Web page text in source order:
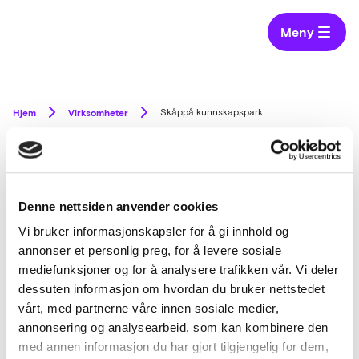
Denne nettsiden anvender cookies
Vi bruker informasjonskapsler for å gi innhold og
annonser et personlig preg, for å levere sosiale
mediefunksjoner og for å analysere trafikken vår. Vi deler
dessuten informasjon om hvordan du bruker nettstedet
vårt, med partnerne våre innen sosiale medier,
annonsering og analysearbeid, som kan kombinere den
med annen informasjon du har gjort tilgjengelig for dem,
Meny
Hjem Virksomheter Skåppå kunnskapspark
Skåppå kunnskapspark
Skåppå hjelper gründere og etablerte bedrifter
i utviklingen av selskapet, og bistår med
prosjektledelse i større utviklingsprosjekter.
Gudbrandsdal og Lillehammerregionen.